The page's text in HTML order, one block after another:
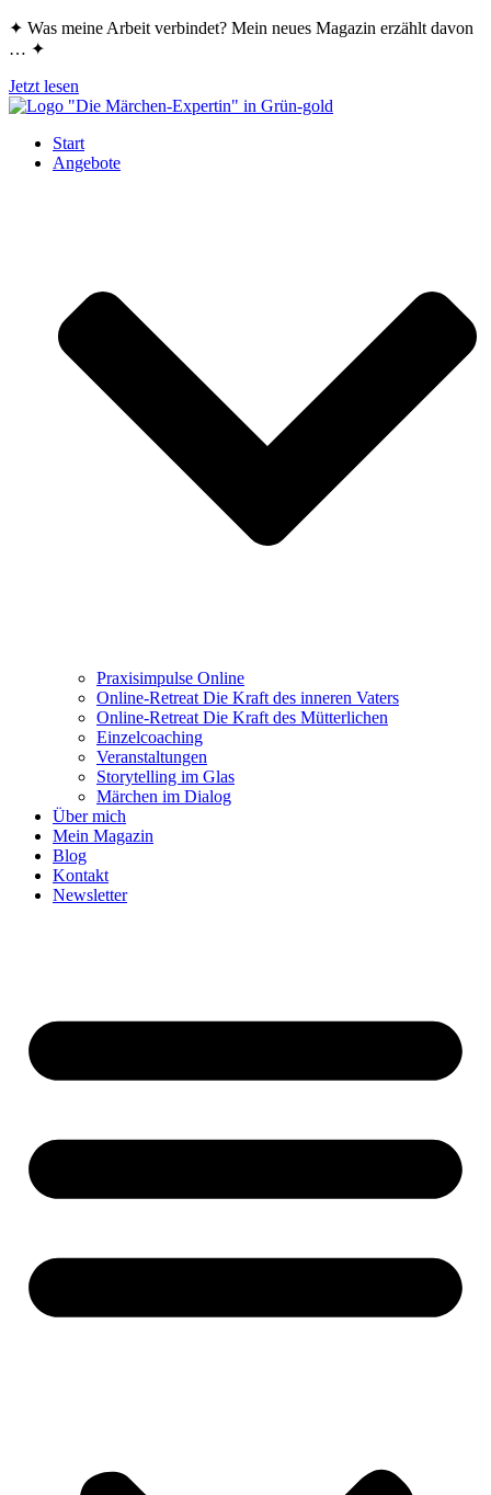
Zum
Inhalt
✦ Was meine Arbeit verbindet? Mein neues Magazin erzählt davon
… ✦
Jetzt lesen
Start
Angebote
Praxisimpulse Online
Online-Retreat Die Kraft des inneren Vaters
Online-Retreat Die Kraft des Mütterlichen
Einzelcoaching
Veranstaltungen
Storytelling im Glas
Märchen im Dialog
Über mich
Mein Magazin
Blog
Kontakt
Newsletter